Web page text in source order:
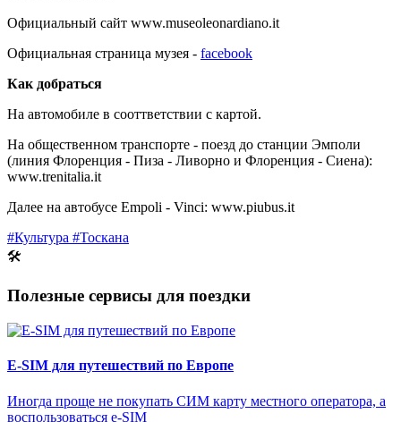
Официальный сайт www.museoleonardiano.it
Официальная страница музея - facebook
Как добраться
На автомобиле в сооттветствии с картой.
На общественном транспорте - поезд до станции Эмполи
(линия Флоренция - Пиза - Ливорно и Флоренция - Сиена):
www.trenitalia.it
Далее на автобусе Empoli - Vinci: www.piubus.it
#Культура #Тоскана
🛠
Полезные сервисы для поездки
E-SIM для путешествий по Европе
Иногда проще не покупать СИМ карту местного оператора, а
воспользоваться e-SIM